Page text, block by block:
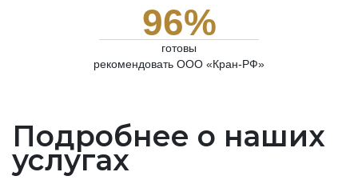
96%
готовы
рекомендовать ООО «Кран-РФ»
Подробнее о наших
услугах